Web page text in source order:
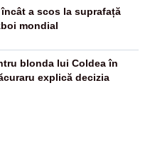
a scos la suprafață
mondial
blonda lui Coldea în
explică decizia